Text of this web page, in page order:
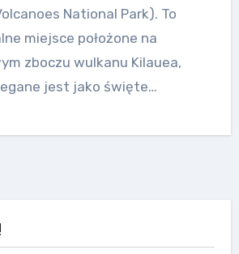
National Park). To
miejsce położone na
zboczu wulkanu Kilauea,
jest jako święte…